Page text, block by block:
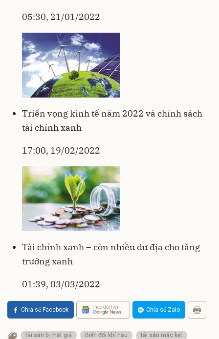
05:30, 21/01/2022
Triển vọng kinh tế năm 2022 và chính sách
tài chính xanh
17:00, 19/02/2022
Tài chính xanh – còn nhiều dư địa cho tăng
trưởng xanh
01:39, 03/03/2022
Chia sẻ Facebook Theo dõi trên Chia sẻ Zalo
tài sản bị mất giá Biến đổi khí hậu
tài sản mắc kẹt